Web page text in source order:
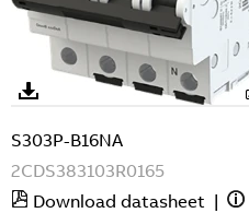
S303P-B16NA
2CDS383103R0165
Download datasheet |